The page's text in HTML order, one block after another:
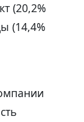
(20,2%
(14,4%